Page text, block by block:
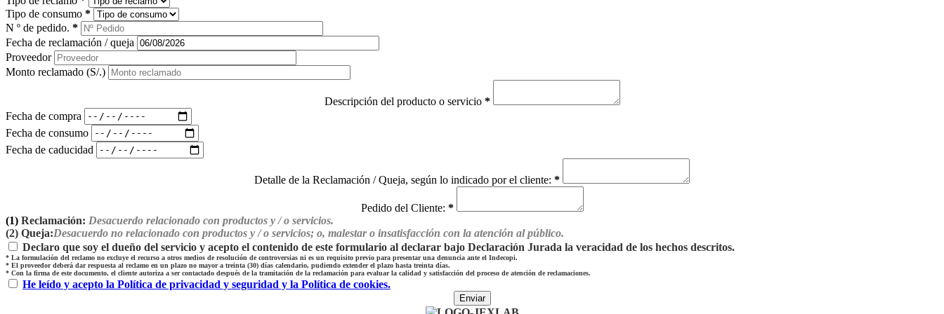
Tipo de consumo *
N º de pedido. *
Fecha de reclamación / queja
Proveedor
Monto reclamado (S/.)
Descripción del producto o servicio *
Fecha de compra
Fecha de consumo
Fecha de caducidad
Detalle de la Reclamación / Queja, según lo indicado por el cliente: *
Pedido del Cliente: *
(1) Reclamación: Desacuerdo relacionado con productos y / o servicios.
(2) Queja:Desacuerdo no relacionado con productos y / o servicios; o, malestar o insatisfacción con la atención al público.
Declaro que soy el dueño del servicio y acepto el contenido de este formulario al declarar bajo Declaración Jurada la veracidad de los hechos descritos.
* La formulación del reclamo no excluye el recurso a otros medios de resolución de controversias ni es un requisito previo para presentar una denuncia ante el Indecopi.
* El proveedor deberá dar respuesta al reclamo en un plazo no mayor a treinta (30) días calendario, pudiendo extender el plazo hasta treinta días.
* Con la firma de este documento, el cliente autoriza a ser contactado después de la tramitación de la reclamación para evaluar la calidad y satisfacción del proceso de atención de reclamaciones.
He leído y acepto la Política de privacidad y seguridad y la Política de cookies.